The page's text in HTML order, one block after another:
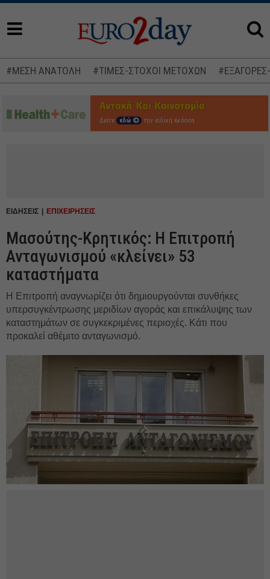
#ΜΕΣΗ ΑΝΑΤΟΛΗ #ΤΙΜΕΣ-ΣΤΟΧΟΙ ΜΕΤΟΧΩΝ
Δείτε εδώ την ειδική έκδοση
ΕΙΔΗΣΕΙΣ ΕΠΙΧΕΙΡΗΣΕΙΣ
Μασούτης-Κρητικός: Η Επιτροπή
Ανταγωνισμού «κλείνει» 53
καταστήματα
Η Επιτροπή αναγνωρίζει ότι δημιουργούνται συνθήκες
υπερσυγκέντρωσης μεριδίων αγοράς και επικάλυψης των
καταστημάτων σε συγκεκριμένες περιοχές. Κάτι που
προκαλεί αθέμιτο ανταγωνισμό.